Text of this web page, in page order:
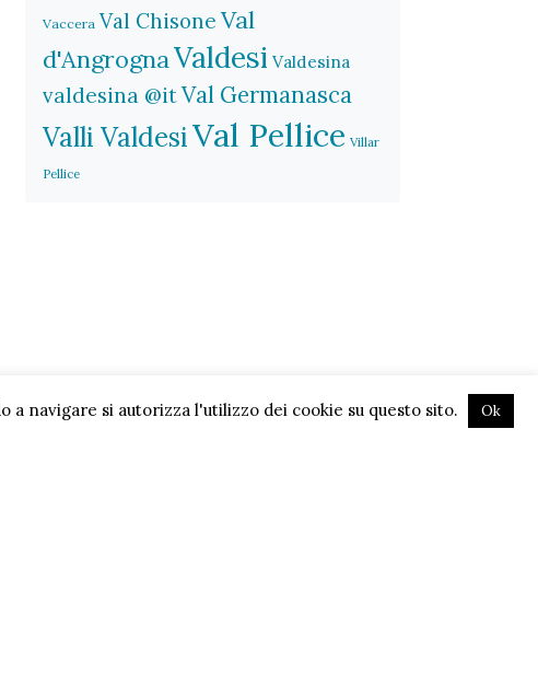
Vaccera Val Chisone Val
d'AngrognaValdesi Valdesina
valdesina @itVal Germanasca
Valli ValdesiVal Pellice Villar
Pellice
navigare si autorizza l'utilizzo dei cookie su questo sito. Ok